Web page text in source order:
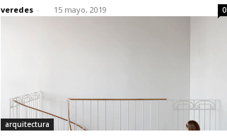
veredes - 15 mayo, 2019 0
arquitectura